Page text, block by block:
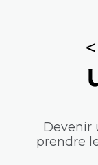
Devenir
prendre